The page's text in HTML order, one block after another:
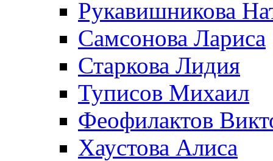
Рукавишникова
Самсонова Лариса
Старкова Лидия
Туписов Михаил
Феофилактов
Хаустова Алиса